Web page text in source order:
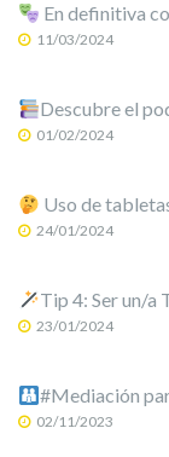
En definitiva
11/03/2024
Descubre el
01/02/2024
Uso de
24/01/2024
Tip 4: Ser un/a
23/01/2024
#Mediación
02/11/2023